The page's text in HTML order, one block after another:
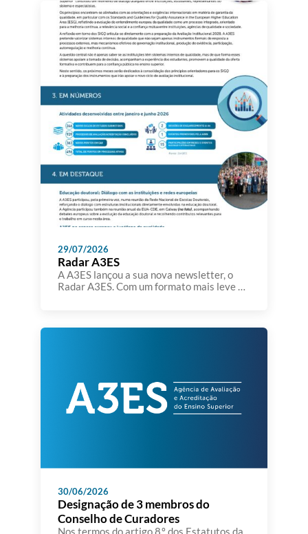
têm comunicado à A3ES que, durante o
mês de agosto, uma parte significativa dos
seus docentes e demais recursos humanos
se […]
29/07/2026
Radar A3ES
A A3ES lançou a sua nova newsletter, o
Radar A3ES. Com um formato mais leve e
qualidade […]
30/06/2026
Designação de 3 membros do
Conselho de Curadores
Nos termos do artigo 8.º dos Estatutos da